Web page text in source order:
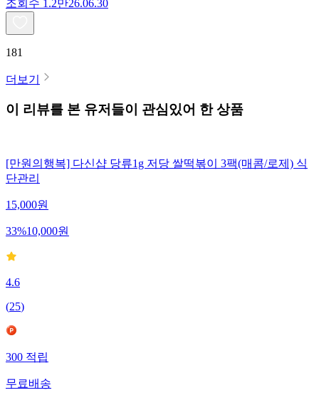
조회수 1.2만26.06.30
181
더보기
이 리뷰를 본 유저들이 관심있어 한 상품
[만원의행복] 다신샵 당류1g 저당 쌀떡볶이 3팩(매콤/로제) 식
단관리
15,000원
33%10,000원
4.6
(25)
300 적립
무료배송